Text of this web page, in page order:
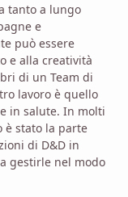
tanto a lungo
e
può essere
e alla creatività
di un Team di
lavoro è quello
in salute. In molti
è stato la parte
di D&D in
gestirle nel modo